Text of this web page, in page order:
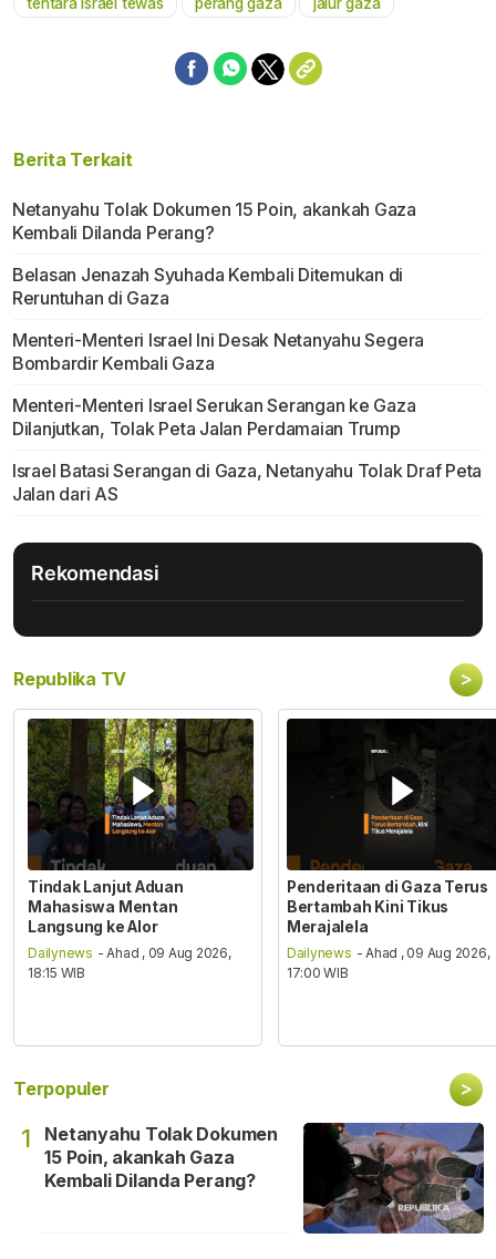
tentara israel tewas perang gaza jalur gaza
Berita Terkait
Netanyahu Tolak Dokumen 15 Poin, akankah Gaza
Kembali Dilanda Perang?
Belasan Jenazah Syuhada Kembali Ditemukan di
Reruntuhan di Gaza
Menteri-Menteri Israel Ini Desak Netanyahu Segera
Bombardir Kembali Gaza
Menteri-Menteri Israel Serukan Serangan ke Gaza
Dilanjutkan, Tolak Peta Jalan Perdamaian Trump
Israel Batasi Serangan di Gaza, Netanyahu Tolak Draf Peta
Jalan dari AS
Rekomendasi
Republika TV >
Tindak Lanjut Aduan
Mahasiswa Mentan
Langsung ke Alor
Dailynews - Ahad , 09 Aug 2026,
18:15 WIB
Penderitaan di Gaza Terus
Bertambah Kini Tikus
Merajalela
Dailynews - Ahad , 09 Aug 2026,
17:00 WIB
Terpopuler >
1
Netanyahu Tolak Dokumen
15 Poin, akankah Gaza
Kembali Dilanda Perang?